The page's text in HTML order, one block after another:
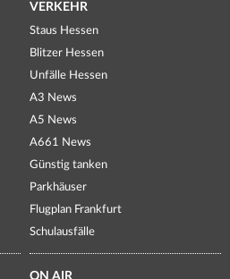
VERKEHR
Staus Hessen
Blitzer Hessen
Unfälle Hessen
A3 News
A5 News
A661 News
Günstig tanken
Parkhäuser
Flugplan Frankfurt
Schulausfälle
ON AIR